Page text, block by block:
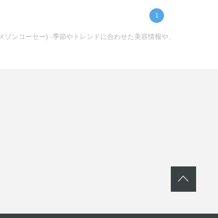
1
ンコーセー) -季節やトレンドに合わせた美容情報や、